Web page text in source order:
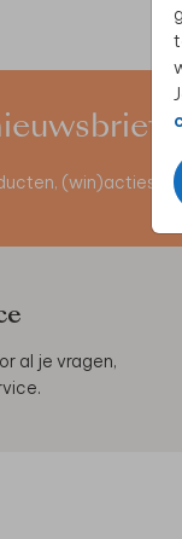
(win)acties
al je vragen,
.